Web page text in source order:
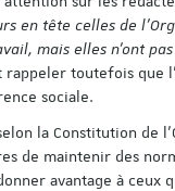
en tête celles de
mais elles n’ont
rappeler toutefois que
sociale.
la Constitution de
de maintenir des
avantage à ceux